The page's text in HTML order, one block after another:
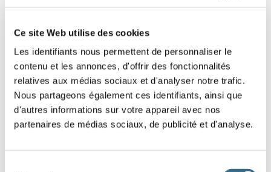
Ce site Web utilise des cookies
Les identifiants nous permettent de personnaliser le
contenu et les annonces, d'offrir des fonctionnalités
relatives aux médias sociaux et d'analyser notre trafic.
Nous partageons également ces identifiants, ainsi que
d'autres informations sur votre appareil avec nos
partenaires de médias sociaux, de publicité et d'analyse.
de ta chambre.
Je m' quand je
sors de la douche.
Vous vos pieds
avant d'entrer.